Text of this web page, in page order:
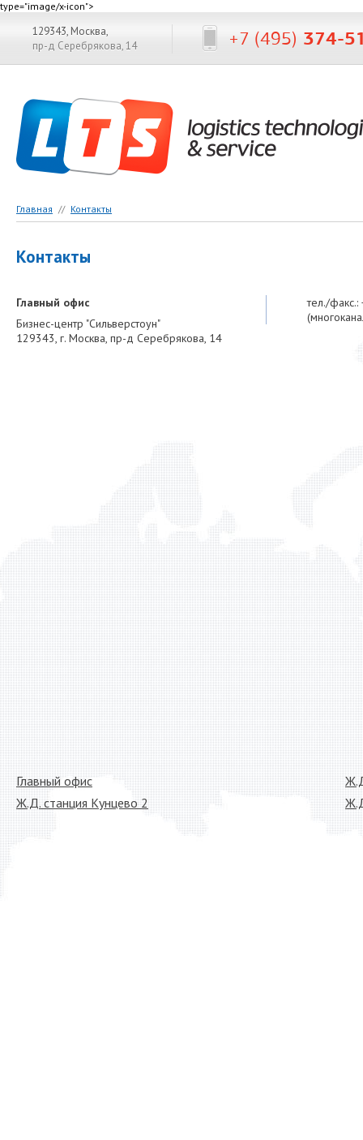
type="image/x-icon">
129343, Москва,
пр-д Серебрякова, 14
+7 (495) 374-
Главная // Контакты
Контакты
Главный офис
Бизнес-центр "Сильверстоун"
129343, г. Москва, пр-д Серебрякова, 14
тел./
Главный офис
Ж.Д. станция Кунцево 2